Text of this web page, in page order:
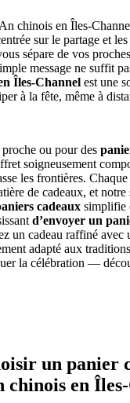
chinois en Îles-
sur le partage et
sépare de vos
message ne suffit
Îles-Channel est une
à la fête, même à
ou pour des
soigneusement
les frontières. Chaque
de cadeaux, et notre
cadeaux simplifie
d’envoyer un
un cadeau raffiné avec
adapté aux
la célébration —
un panier
chinois en